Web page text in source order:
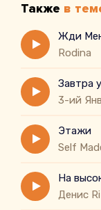
Я измену —
Неверный,
Наверно,
Также в
Жди
Rodina
Завтра
3-ий
Этажи
Self
На
Денис